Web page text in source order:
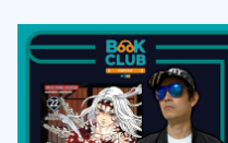
ประเทศไทยกับ เบน – ปรีชา กัง
พิทักษ์กุล